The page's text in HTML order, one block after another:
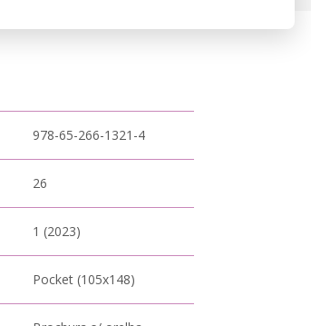
978-65-266-1321-4
26
1 (2023)
Pocket (105x148)